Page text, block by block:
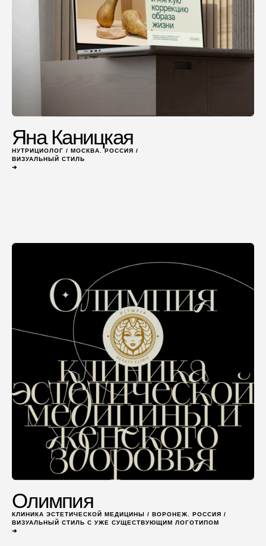
Яна Каницкая
НУТРИЦИОЛОГ / МОСКВА. РОССИЯ /
ВИЗУАЛЬНЫЙ СТИЛЬ
➔
Олимпия
КЛИНИКА ЭСТЕТИЧЕСКОЙ МЕДИЦИНЫ / ВОРОНЕЖ. РОССИЯ /
ВИЗУАЛЬНЫЙ СТИЛЬ С УЖЕ СУЩЕСТВУЮЩИМ ЛОГОТИПОМ
➔